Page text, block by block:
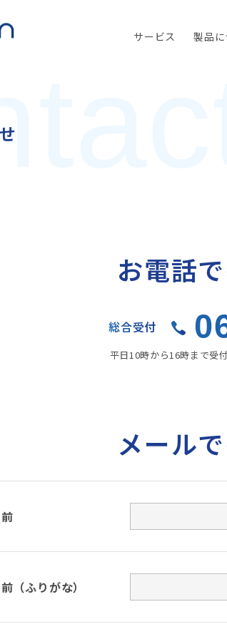
サービス 製品
お電話
総合受付
平日10時から16時まで受
メール
（ふりがな）